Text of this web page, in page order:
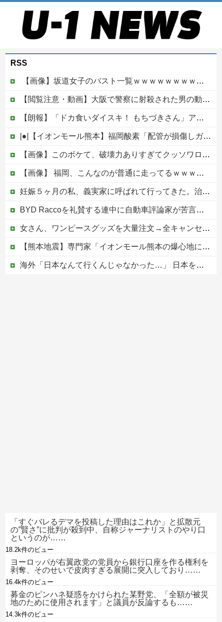
RSS
【画像】坂道女子のバスト一覧ｗｗｗｗｗｗｗｗｗｗｗｗwｗｗｗｗ
【閲覧注意・動画】大阪で警察に射殺された男の動画、エグい 撃たれてから叫びながら苦しみもがいて死ぬ
【朗報】「ドカ食いダイスキ！ もちづきさん」アニメ化！これも露悪漫画なの？
|●|【イオンモール熊本】福岡酸素「配管が損傷しガス漏れ、着火した可能性」高圧ガス保安法などに基づき、経産省に報告
【画像】このボケて、破壊力ありすぎてクッソワロタｗｗｗｗｗｗｗｗｗ他
【画像】 福岡、こんなのが普通に走ってるｗｗｗｗｗｗｗｗｗｗｗｗｗｗｗｗｗｗｗｗｗｗｗｗｗｗｗｗｗｗｗｗｗｗｗｗｗｗｗｗ
妊娠５ヶ月の私、義実家に呼ばれて行ってきた。治療を経て妊娠５ヶ月になった義妹を引き合いに出され、トメから放たれた「耳を疑う理不尽すぎる一言」に愕然←妊娠時期の操作とか超能力者かよ
BYD Raccoを礼賛する連中に自動車評論家が苦言、その投稿に雉で有名な別評論家が噛みついてしまい……
女さん、ワンピースグッズを大量注文→全キャンセルで逮捕ｗｗｗ
【熊本地震】専門家「イオンモール熊本の爆心地に…喫煙所と自販機」警察・消防「」←これ・・・
海外「日本なんて行くんじゃなかった…」 日本を知ってしまったディズニー信者、帰国後『本家』に失望する事態に
「すぐバレるデマを投稿した理由はこれか」と拡散元
の”賢さ”に批判が殺到中、自称ジャーナリストのやり口
というのが……
18.2k件のビュー
ヨーロッパが右翼政党の党員から銀行口座を作る権利を
剥奪、そのせいで皮肉すぎる展開に突入しており……
16.4k件のビュー
募金のピンハネ疑惑をかけられた某野党、「全額が被災
地のために使用されます」と議員が反論するも……
14.3k件のビュー